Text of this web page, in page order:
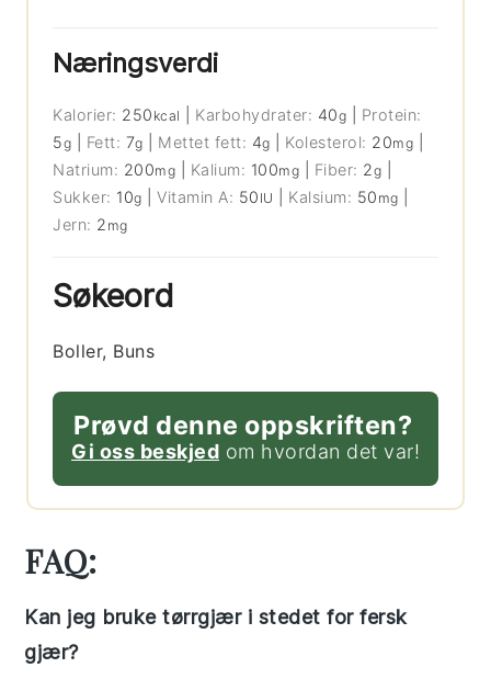
Næringsverdi
Kalorier: 250 kcal Karbohydrater: 40g
Protein:
5g Fett: 7g Mettet fett: 4g Kolesterol: 20mg
Natrium: 200mg Kalium: 100mg Fiber: 2g
Sukker: 10g |Vitamin A: 50 IU Kalsium: 50 mg
Jern: 2 mg
Søkeord
Boller, Buns
Prøvd denne oppskriften?
Gi oss beskjed om hvordan det var!
FAQ:
Kan jeg bruke tørrgjær i stedet for fersk
gjær?